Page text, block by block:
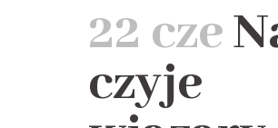
22 cze
czyje